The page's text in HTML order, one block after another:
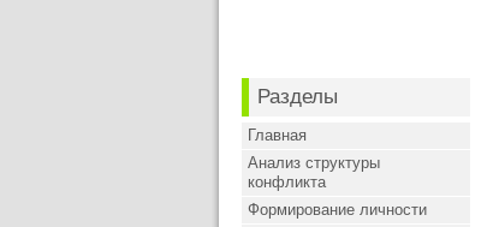
Разделы
Главная
Анализ структуры
конфликта
Формирование личности